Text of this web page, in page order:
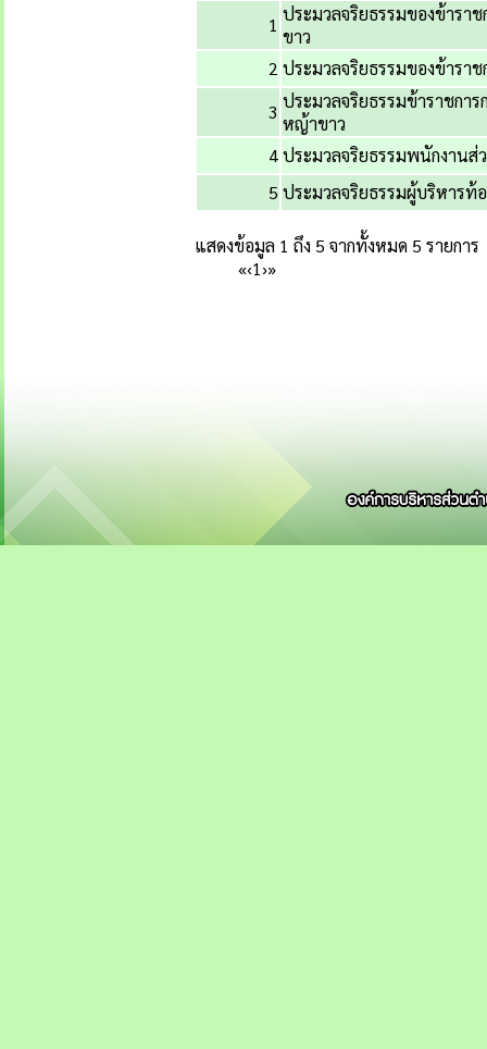
1 ประมวลจริยธรรมของข้ารา
ขาว
2 ประมวลจริยธรรมของข้ารา
3 ประมวลจริยธรรมข้าราชกา
หญ้าขาว
4ประมวลจริยธรรมพนักงานส่
5 ประมวลจริยธรรมผู้บริหารท้
แสดงข้อมูล 1 ถึง 5 จากทั้งหมด 5 รายการ
«‹1›»